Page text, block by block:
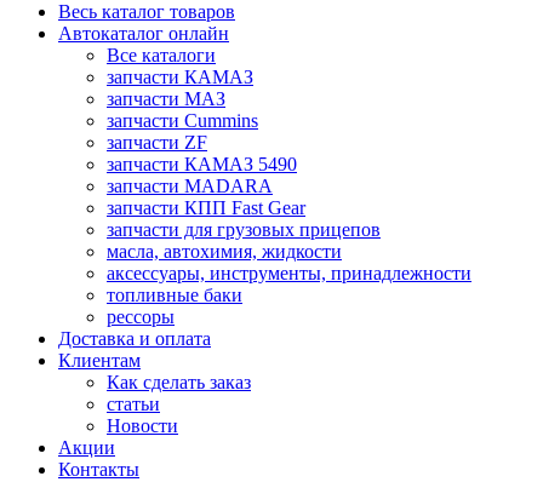
Весь каталог товаров
Автокаталог онлайн
Все каталоги
запчасти КАМАЗ
запчасти МАЗ
запчасти Cummins
запчасти ZF
запчасти КАМАЗ 5490
запчасти MADARA
запчасти КПП Fast Gear
запчасти для грузовых прицепов
масла, автохимия, жидкости
аксессуары, инструменты, принадлежности
топливные баки
рессоры
Доставка и оплата
Клиентам
Как сделать заказ
статьи
Новости
Акции
Контакты